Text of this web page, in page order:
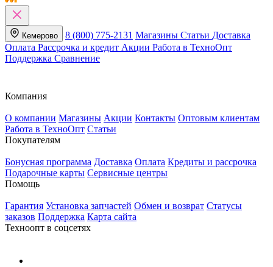
Кемерово 8 (800) 775-2131 Магазины Статьи Доставка
Оплата Рассрочка и кредит Акции Работа в ТехноОпт
Поддержка Сравнение
Компания
О компании Магазины Акции Контакты Оптовым клиентам
Работа в ТехноОпт Статьи
Покупателям
Бонусная программа Доставка Оплата Кредиты и рассрочка
Подарочные карты Сервисные центры
Помощь
Гарантия Установка запчастей Обмен и возврат Статусы
заказов Поддержка Карта сайта
Техноопт в соцсетях